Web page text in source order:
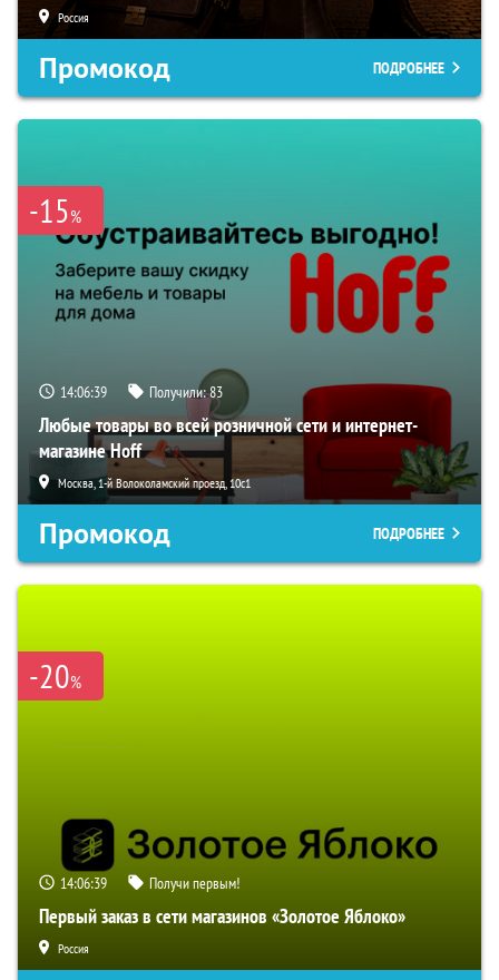
Россия
Промокод ПОДРОБНЕЕ
-15%
14:06:38 Получили:83
Любые товары во всей розничной сети и интернет-
магазине Hoff
Москва, 1-й Волоколамский проезд, 10с1
Промокод ПОДРОБНЕЕ
-20%
14:06:38 Получи первым!
Первый заказ в сети магазинов «Золотое Яблоко»
Россия